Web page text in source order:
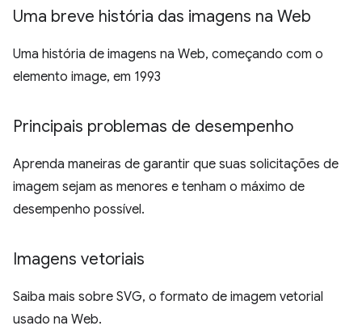
Uma breve história das imagens na Web
Uma história de imagens na Web, começando com o
elemento image, em 1993
Principais problemas de desempenho
Aprenda maneiras de garantir que suas solicitações de
imagem sejam as menores e tenham o máximo de
desempenho possível.
Imagens vetoriais
Saiba mais sobre SVG, o formato de imagem vetorial
usado na Web.